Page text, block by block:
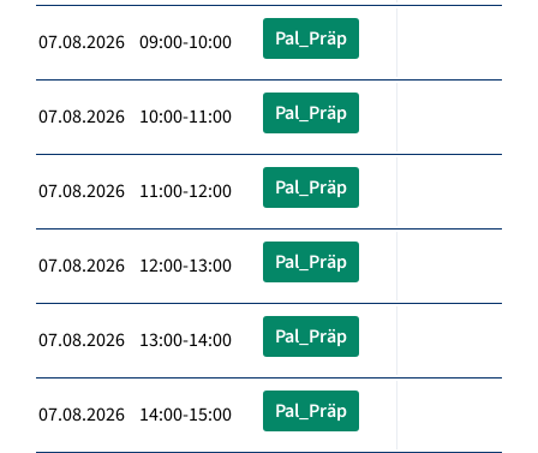
07.08.2026 09:00-10:00 Pal_Präp
07.08.2026 10:00-11:00 Pal_Präp
07.08.2026 11:00-12:00 Pal_Präp
07.08.2026 12:00-13:00 Pal_Präp
07.08.2026 13:00-14:00 Pal_Präp
07.08.2026 14:00-15:00 Pal_Präp